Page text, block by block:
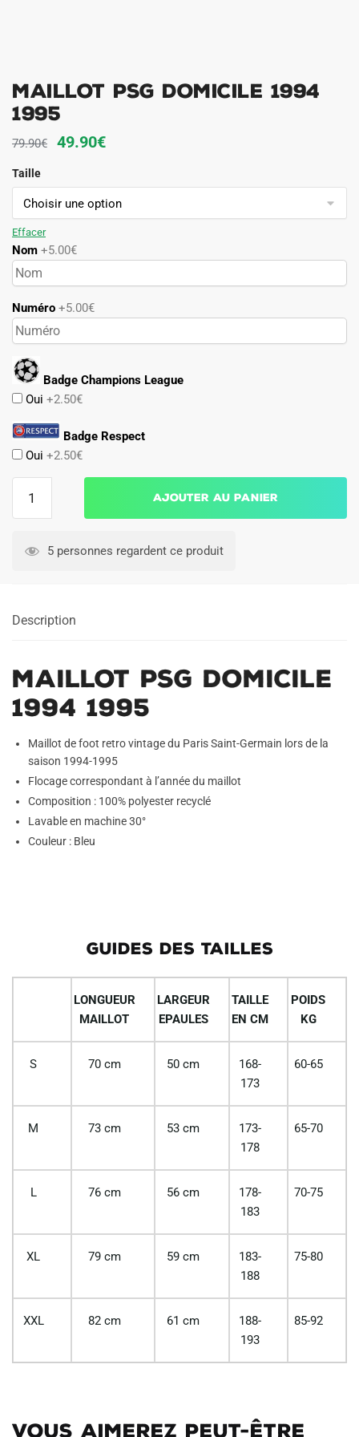
Maillot PSG Domicile 1994
1995
79.90€
Le
initial
était :
49.90€Le
actuel
est :
Taille
Effacer
Nom +5.00€
Numéro +5.00€
Badge Champions League
Oui +2.50€
Badge Respect
Oui +2.50€
PSG
Ajouter au panier
5 personnes regardent ce produit
Description
Maillot PSG Domicile
1994 1995
Maillot de foot retro vintage du Paris Saint-Germain lors de la
saison 1994-1995
Flocage correspondant à l’année du maillot
Composition : 100% polyester recyclé
Lavable en machine 30°
Couleur : Bleu
GUIDES DES TAILLES
LONGUEUR
MAILLOT
LARGEUR
EPAULES
TAILLE
EN CM
POIDS
KG
S 70 cm 50 cm
168-
173
60-65
M 73 cm 53 cm
173-
178
65-70
L 76 cm 56 cm
178-
183
70-75
XL 79 cm 59 cm
183-
188
75-80
XXL 82 cm 61 cm
188-
193
85-92
Vous aimerez peut-être